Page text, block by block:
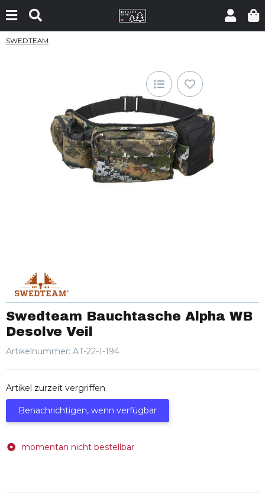
SWEDTEAM
Swedteam Bauchtasche Alpha WB
Desolve Veil
Artikelnummer: AT-22-1-194
Artikel zurzeit vergriffen
Benachrichtigen, wenn verfügbar
momentan nicht bestellbar